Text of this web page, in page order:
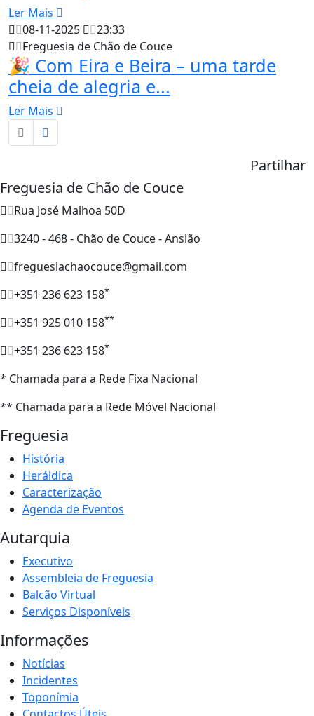
Ler Mais
08-11-2025
23:33
Freguesia de Chão de Couce
🎉 Com Eira e Beira – uma tarde
cheia de alegria e...
Ler Mais
Partilhar
Freguesia de Chão de Couce
Rua José Malhoa 50D
3240 - 468 - Chão de Couce - Ansião
freguesiachaocouce@gmail.com
+351 236 623 158*
+351 925 010 158**
+351 236 623 158*
* Chamada para a Rede Fixa Nacional
** Chamada para a Rede Móvel Nacional
Freguesia
História
Heráldica
Caracterização
Agenda de Eventos
Autarquia
Executivo
Assembleia de Freguesia
Balcão Virtual
Serviços Disponíveis
Informações
Notícias
Incidentes
Toponímia